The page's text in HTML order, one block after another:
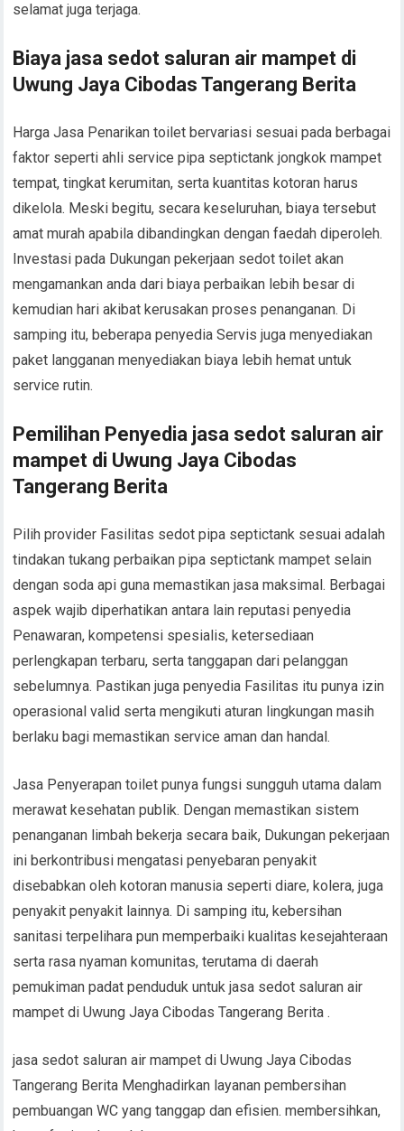
selamat juga terjaga.
Biaya jasa sedot saluran air mampet di
Uwung Jaya Cibodas Tangerang Berita
Harga Jasa Penarikan toilet bervariasi sesuai pada berbagai
faktor seperti ahli service pipa septictank jongkok mampet
tempat, tingkat kerumitan, serta kuantitas kotoran harus
dikelola. Meski begitu, secara keseluruhan, biaya tersebut
amat murah apabila dibandingkan dengan faedah diperoleh.
Investasi pada Dukungan pekerjaan sedot toilet akan
mengamankan anda dari biaya perbaikan lebih besar di
kemudian hari akibat kerusakan proses penanganan. Di
samping itu, beberapa penyedia Servis juga menyediakan
paket langganan menyediakan biaya lebih hemat untuk
service rutin.
Pemilihan Penyedia jasa sedot saluran air
mampet di Uwung Jaya Cibodas
Tangerang Berita
Pilih provider Fasilitas sedot pipa septictank sesuai adalah
tindakan tukang perbaikan pipa septictank mampet selain
dengan soda api guna memastikan jasa maksimal. Berbagai
aspek wajib diperhatikan antara lain reputasi penyedia
Penawaran, kompetensi spesialis, ketersediaan
perlengkapan terbaru, serta tanggapan dari pelanggan
sebelumnya. Pastikan juga penyedia Fasilitas itu punya izin
operasional valid serta mengikuti aturan lingkungan masih
berlaku bagi memastikan service aman dan handal.
Jasa Penyerapan toilet punya fungsi sungguh utama dalam
merawat kesehatan publik. Dengan memastikan sistem
penanganan limbah bekerja secara baik, Dukungan pekerjaan
ini berkontribusi mengatasi penyebaran penyakit
disebabkan oleh kotoran manusia seperti diare, kolera, juga
penyakit penyakit lainnya. Di samping itu, kebersihan
sanitasi terpelihara pun memperbaiki kualitas kesejahteraan
serta rasa nyaman komunitas, terutama di daerah
pemukiman padat penduduk untuk jasa sedot saluran air
mampet di Uwung Jaya Cibodas Tangerang Berita .
jasa sedot saluran air mampet di Uwung Jaya Cibodas
Tangerang Berita Menghadirkan layanan pembersihan
pembuangan WC yang tanggap dan efisien. membersihkan,